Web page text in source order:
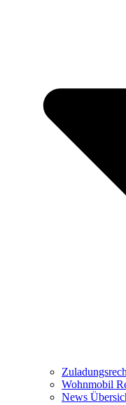
Wohnmobil
News